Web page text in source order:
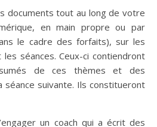
documents tout au long de votre
en main propre ou par
le cadre des forfaits), sur les
séances. Ceux-ci contiendront
de ces thèmes et des
séance suivante. Ils constitueront
un coach qui a écrit des